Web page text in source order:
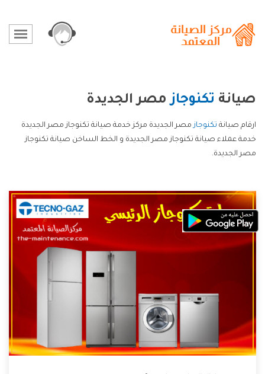
صيانة تكنوجازمصر الجديدة
ارقام صيانة تكنوجازمصر الجديدة مركز خدمة صيانة تكنوجاز مصر الجديدة
خدمة عملاء صيانة تكنوجاز مصر الجديدة و الخط الساخن صيانة تكنوجاز
مصر الجديدة.